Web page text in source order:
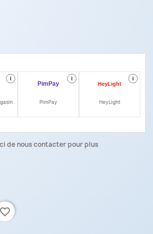
i i
PimPay
i
HeyLight
de nous contacter pour plus
favorite_border